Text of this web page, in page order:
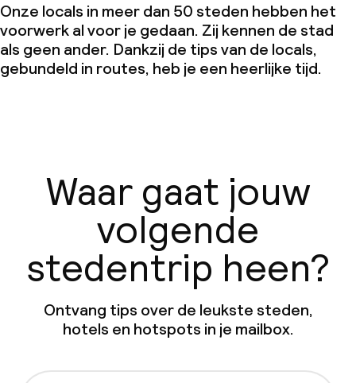
Onze locals in meer dan 50 steden hebben het
voorwerk al voor je gedaan. Zij kennen de stad
als geen ander. Dankzij de tips van de locals,
gebundeld in routes, heb je een heerlijke tijd.
Waar gaat jouw
volgende
stedentrip heen?
Ontvang tips over de leukste steden,
hotels en hotspots in je mailbox.